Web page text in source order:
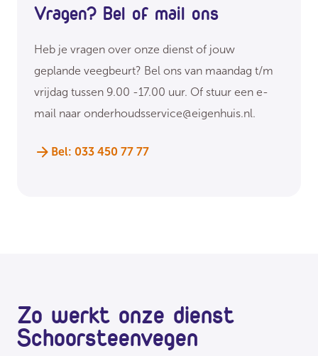
Vragen? Bel of mail ons
Heb je vragen over onze dienst of jouw
geplande veegbeurt? Bel ons van maandag t/m
vrijdag tussen 9.00 -17.00 uur. Of stuur een e-
mail naar onderhoudsservice@eigenhuis.nl.
Bel: 033 450 77 77
Zo werkt onze dienst
Schoorsteenvegen